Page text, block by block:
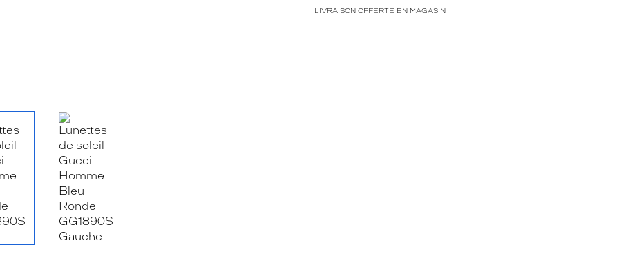
LIVRAISON OFFERTE EN MAGASIN